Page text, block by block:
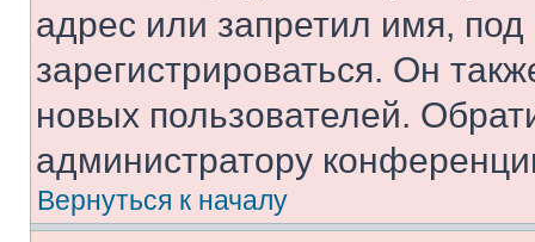
адрес или запретил имя,
зарегистрироваться. Он
новых пользователей.
администратору
Вернуться к началу